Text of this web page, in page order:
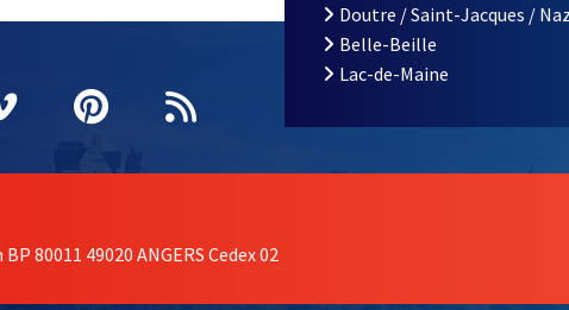
fenêtrefenêtre
une nouvelle fenêtre
Vimeo
, Ouvre une nouvelle fenêtre
Pinterest
, Ouvre une nouvelle fenêtre
Flux RSS
Doutre / Saint-Jacques /
Belle-Beille
Lac-de-Maine
80011 49020 ANGERS Cedex 02